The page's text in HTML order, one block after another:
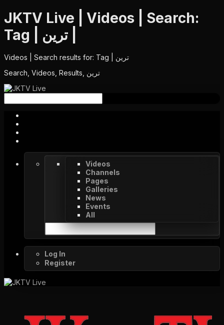
JKTV Live | Videos | Search:
Videos | Search results for: Tag | ترین
Search, Videos, Results, ترین
Videos
Channels
Pages
Galleries
News
Events
All
Log In
Register